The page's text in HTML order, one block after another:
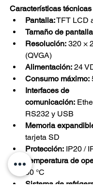
Características técnicas
Pantalla: TFT LCD
Tamaño de
Resolución: 320 ×
(QVGA)
Alimentación: 24
Consumo máximo:
Interfaces de
comunicación:
RS232 y USB
Memoria
tarjeta SD
Protección: IP20 /
Temperatura de
50 °C
Sistema de